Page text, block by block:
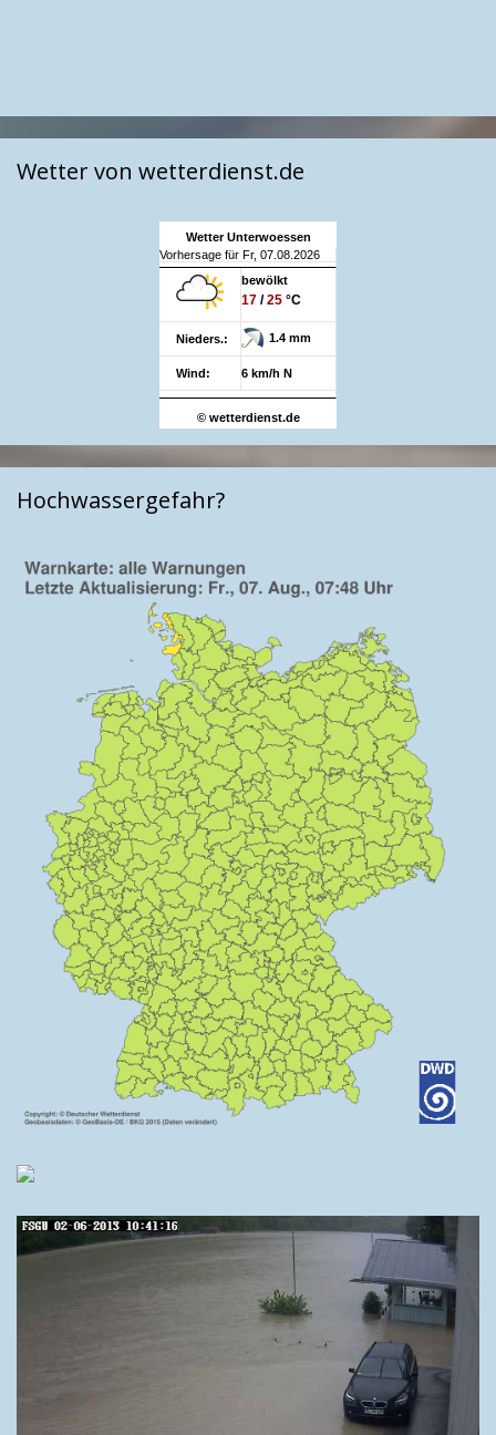
Wetter von wetterdienst.de
Wetter Unterwoessen
Vorhersage für Fr, 07.08.2026
bewölkt
17 /25 °C
Nieders.: 1.4 mm
Wind: 6 km/h N
© wetterdienst.de
Hochwassergefahr?